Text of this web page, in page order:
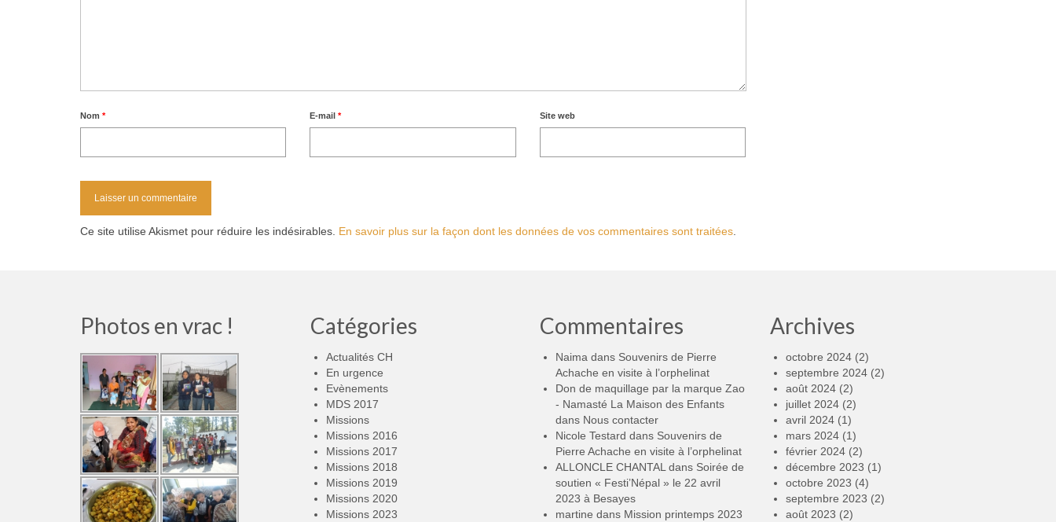
Nom * E-mail* Site web
Ce site utilise Akismet pour réduire les indésirables. En savoir plus sur la façon dont les données de vos commentaires sont traitées
Photos en vrac ! Catégories
Actualités CH
En urgence
Evènements
MDS 2017
Missions
Missions 2016
Missions 2017
Missions 2018
Missions 2019
Missions 2020
Missions 2023
Commentaires
Naima dans Souvenirs de Pierre
Achache en visite à l’orphelinat
Don de maquillage par la marque Zao
- Namasté La Maison des Enfants
dans Nous contacter
Nicole Testard dans Souvenirs de
Pierre Achache en visite à l’orphelinat
ALLONCLE CHANTAL dans Soirée de
soutien « Festi’Népal » le 22 avril
2023 à Besayes
martine dans Mission printemps 2023
Archives
octobre 2024(2)
septembre 2024(2)
août 2024(2)
juillet 2024(2)
avril 2024(1)
mars 2024(1)
février 2024(2)
décembre 2023 (1)
octobre 2023 (4)
septembre 2023 (2)
août 2023 (2)